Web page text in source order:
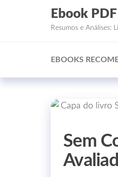
Ebook PDF
Resumos e Análises:
EBOOKS
Sem